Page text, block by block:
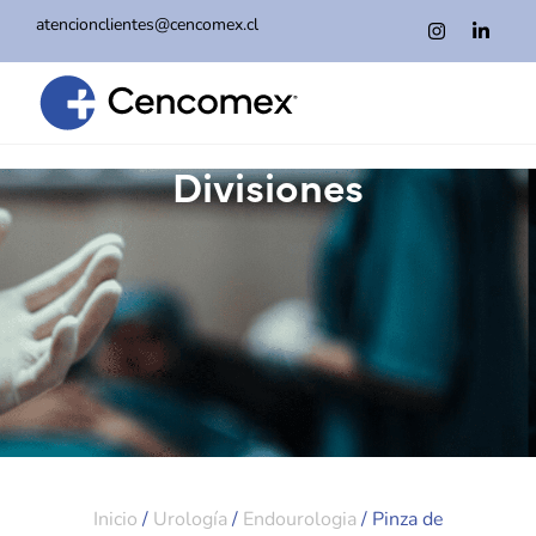
atencionclientes@cencomex.cl
Divisiones
Inicio / Urología / Endourologia / Pinza de